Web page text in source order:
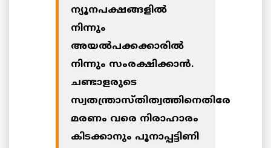
ന്യൂനപക്ഷങ്ങളില്‍
നിന്നും
അയല്‍പക്കക്കാരില്‍
നിന്നും സംരക്ഷിക്കാന്‍.
ചണ്ടാളരുടെ
സ്വതന്ത്രാസ്തിത്വത്തിനെതിരേ
മരണം വരെ നിരാഹാരം
കിടക്കാനും പൂനാപ്പട്ടിണി